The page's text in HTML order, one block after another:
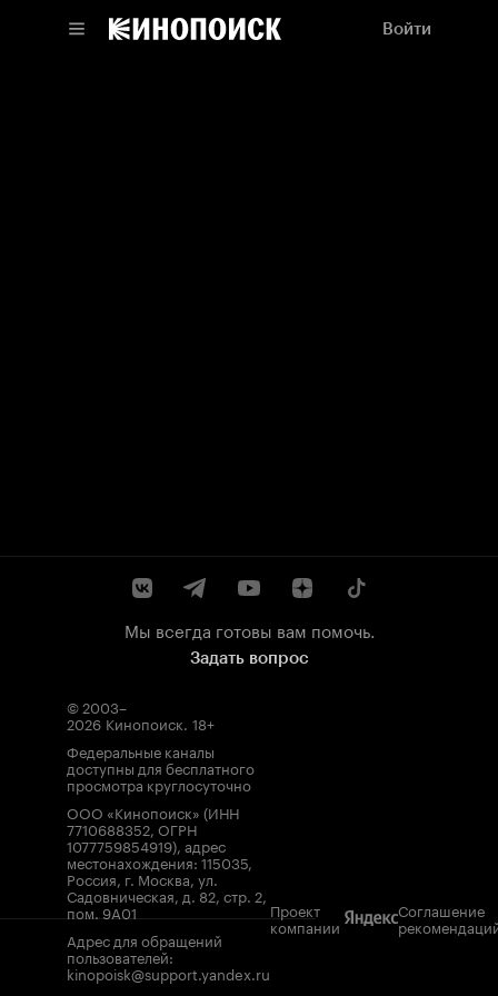
Войти
Мы всегда готовы вам помочь.
Задать вопрос
© 2003–
2026 Кинопоиск. 18+
Федеральные каналы
доступны для бесплатного
просмотра круглосуточно
ООО «Кинопоиск» (ИНН
7710688352, ОГРН
1077759854919), адрес
местонахождения: 115035,
Россия, г. Москва, ул.
Садовническая, д. 82, стр. 2,
пом. 9А01
Адрес для обращений
пользователей:
kinopoisk@support.yandex.ru
Проект
компании
Соглашение